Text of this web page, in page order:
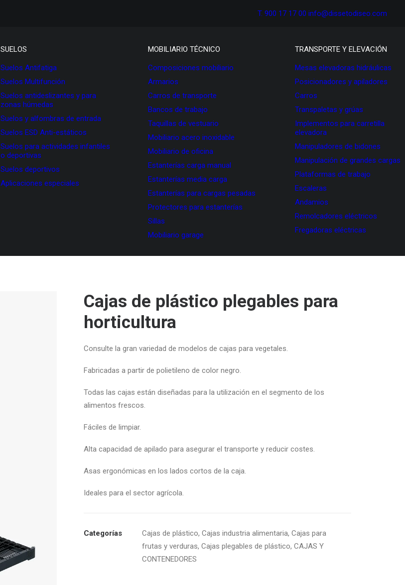
T. 900 17 17 00 info@dissetodiseo.com
SUELOS
Suelos Antifatiga
Suelos Multifunción
Suelos antideslizantes y para
zonas húmedas
Suelos y alfombras de entrada
Suelos ESD Anti-estáticos
Suelos para actividades infantiles
o deportivas
Suelos deportivos
Aplicaciones especiales
MOBILIARIO TÉCNICO
Composiciones mobiliario
Armarios
Carros de transporte
Bancos de trabajo
Taquillas de vestuario
Mobiliario acero inoxidable
Mobiliario de oficina
Estanterías carga manual
Estanterías media carga
Estanterías para cargas pesadas
Protectores para estanterías
Sillas
Mobiliario garage
TRANSPORTE Y ELEVACIÓN
Mesas elevadoras hidráulicas
Posicionadores y apiladores
Carros
Transpaletas y grúas
Implementos para carretilla
elevadora
Manipuladores de bidones
Manipulación de grandes cargas
Plataformas de trabajo
Escaleras
Andamios
Remolcadores eléctricos
Fregadoras eléctricas
Cajas de plástico plegables para
horticultura
Consulte la gran variedad de modelos de cajas para vegetales.
Fabricadas a partir de polietileno de color negro.
Todas las cajas están diseñadas para la utilización en el segmento de los
alimentos frescos.
Fáciles de limpiar.
Alta capacidad de apilado para asegurar el transporte y reducir costes.
Asas ergonómicas en los lados cortos de la caja.
Ideales para el sector agrícola.
Categorías Cajas de plástico, Cajas industria alimentaria, Cajas para
frutas y verduras, Cajas plegables de plástico, CAJAS Y
CONTENEDORES